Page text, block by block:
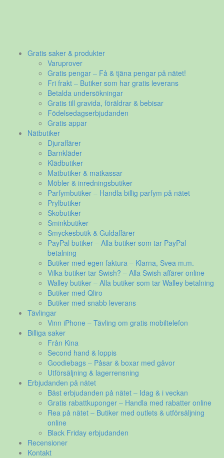
Gratis saker & produkter
Varuprover
Gratis pengar – Få & tjäna pengar på nätet!
Fri frakt – Butiker som har gratis leverans
Betalda undersökningar
Gratis till gravida, föräldrar & bebisar
Födelsedagserbjudanden
Gratis appar
Nätbutiker
Djuraffärer
Barnkläder
Klädbutiker
Matbutiker & matkassar
Möbler & inredningsbutiker
Parfymbutiker – Handla billig parfym på nätet
Prylbutiker
Skobutiker
Sminkbutiker
Smyckesbutik & Guldaffärer
PayPal butiker – Alla butiker som tar PayPal
betalning
Butiker med egen faktura – Klarna, Svea m.m.
Vilka butiker tar Swish? – Alla Swish affärer online
Walley butiker – Alla butiker som tar Walley betalning
Butiker med Qliro
Butiker med snabb leverans
Tävlingar
Vinn iPhone – Tävling om gratis mobiltelefon
Billiga saker
Från Kina
Second hand & loppis
Goodiebags – Påsar & boxar med gåvor
Utförsäljning & lagerrensning
Erbjudanden på nätet
Bäst erbjudanden på nätet – Idag & i veckan
Gratis rabattkuponger – Handla med rabatter online
Rea på nätet – Butiker med outlets & utförsäljning
online
Black Friday erbjudanden
Recensioner
Kontakt